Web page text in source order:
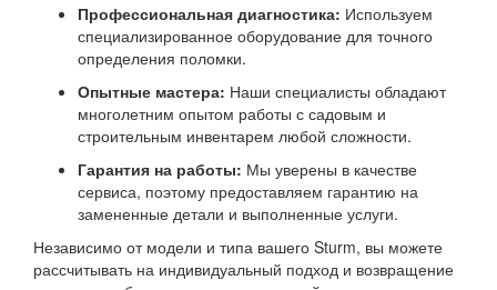
Профессиональная диагностика: Используем
специализированное оборудование для точного
определения поломки.
Опытные мастера: Наши специалисты обладают
многолетним опытом работы с садовым и
строительным инвентарем любой сложности.
Гарантия на работы: Мы уверены в качестве
сервиса, поэтому предоставляем гарантию на
замененные детали и выполненные услуги.
Независимо от модели и типа вашего Sturm, вы можете
рассчитывать на индивидуальный подход и возвращение